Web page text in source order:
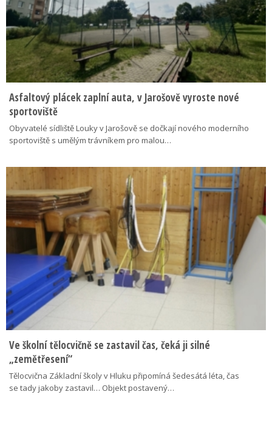
Asfaltový plácek zaplní auta, v Jarošově vyroste nové
sportoviště
Obyvatelé sídliště Louky v Jarošově se dočkají nového moderního
sportoviště s umělým trávníkem pro malou…
Ve školní tělocvičně se zastavil čas, čeká ji silné
„zemětřesení“
Tělocvična Základní školy v Hluku připomíná šedesátá léta, čas
se tady jakoby zastavil… Objekt postavený…